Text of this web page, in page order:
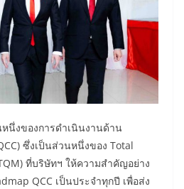
นึ่งของการดำเนินงานด้าน
ซึ่งเป็นส่วนหนึ่งของ Total
ที่บริษัทฯ ให้ความสำคัญอย่าง
QCC เป็นประจำทุกปี เพื่อส่ง